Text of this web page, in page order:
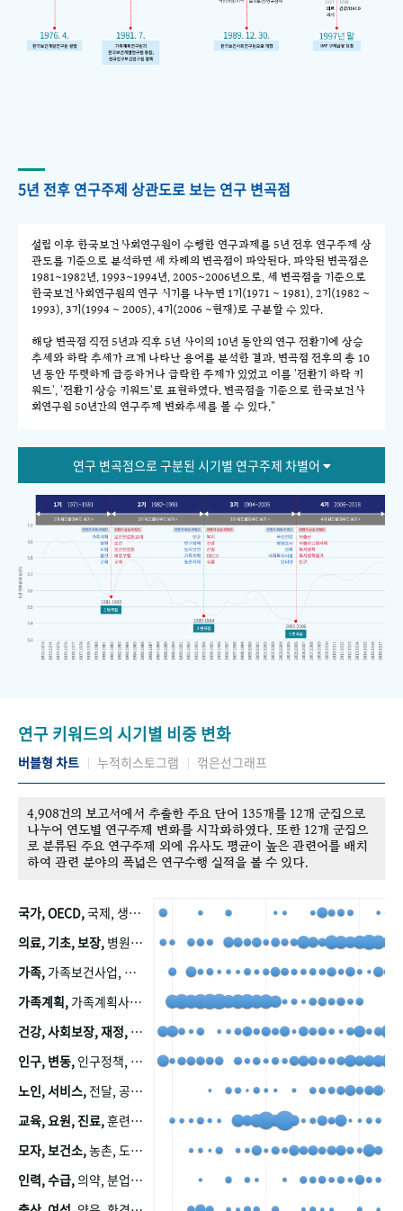
5년 전후 연구주제 상관도로 보는 연구 변곡점
설립 이후 한국보건사회연구원이 수행한 연구과제를 5년 전후 연구주제 상
관도를 기준으로 분석하면 세 차례의 변곡점이 파악된다. 파악된 변곡점은
1981~1982년, 1993~1994년, 2005~2006년으로, 세 변곡점을 기준으로
한국보건사회연구원의 연구 시기를 나누면 1기(1971 ~ 1981), 2기(1982 ~
1993), 3기(1994 ~ 2005), 4기(2006 ~현재)로 구분할 수 있다.
해당 변곡점 직전 5년과 직후 5년 사이의 10년 동안의 연구 전환기에 상승
추세와 하락 추세가 크게 나타난 용어를 분석한 결과, 변곡점 전후의 총 10
년 동안 뚜렷하게 급증하거나 급락한 주제가 있었고 이를 '전환기 하락 키
워드', '전환기 상승 키워드'로 표현하였다. 변곡점을 기준으로 한국보건사
회연구원 50년간의 연구주제 변화추세를 볼 수 있다."
연구 변곡점으로 구분된 시기별 연구주제 차별어
연구 키워드의 시기별 비중 변화
버블형 차트 누적히스토그램 꺾은선그래프
4,908건의 보고서에서 추출한 주요 단어 135개를 12개 군집으로
나누어 연도별 연구주제 변화를 시각화하였다. 또한 12개 군집으
로 분류된 주요 연구주제 외에 유사도 평균이 높은 관련어를 배치
하여 관련 분야의 폭넓은 연구수행 실적을 볼 수 있다.
국가, OECD,국제, 생산, 아시아, 태평양, 태평양지역, 참가
의료, 기초, 보장, 병원, 가정, 연금, 연계, 공적, 일본, 생활, 국민기초생활보장제도, 국민연금, 기금, 저소득층, 근로, 자활, 급여, 환자, 의료비, 모니터링, 한국복지패널, 소득, 지표, 빈곤, 노후, 장애인
가족, 가족보건사업, 산업, 친화, 전국, 출산력
가족계획, 가족계획사업, 가족계획사업평가, 한국가족계획사업, 피임, 보급, 부인, 자궁, 피임약
건강, 사회보장, 재정,
인구, 변동, 인구정책, 저출산, 고령사회, 고령화, 이동, 남북한, 지방자치단체, 컨설팅, 복지정책평가, 집, 사회개발
노인, 서비스, 전달, 공공, 보육, 수요, 공급, 사회서비스, 데이터, 보호, 요양, 아동, 예방, 청소년, 효율, 자원
교육, 요원, 진료,훈련, 보건요원, 마을, 마을건강사업, 보조원, 진료원, 보건진료원, 보건진료원교재
모자, 보건소,농촌, 도시, 금연, 농촌지역, 모자보건사업
인력, 수급,의약, 분업, 식품, 의약품, 의사, 안전